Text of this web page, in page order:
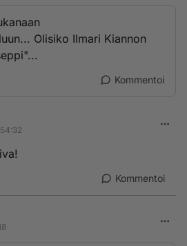
Olisiko Ilmari Kiannon
Kommentoi
Kommentoi